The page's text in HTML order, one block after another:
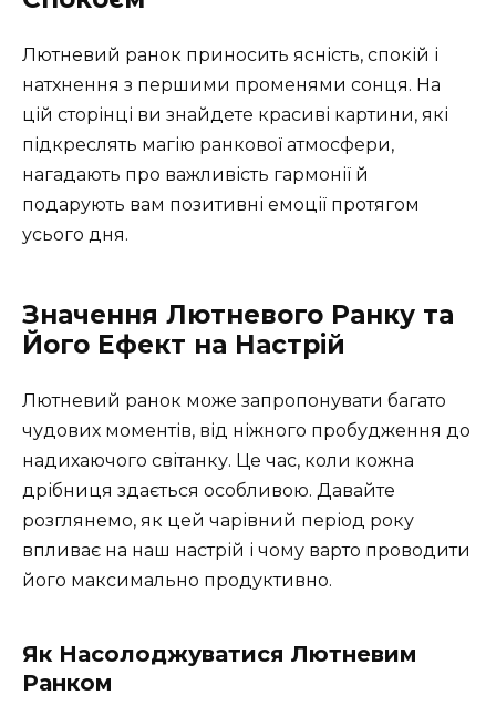
Лютневий ранок приносить ясність, спокій і
натхнення з першими променями сонця. На
цій сторінці ви знайдете красиві картини, які
підкреслять магію ранкової атмосфери,
нагадають про важливість гармонії й
подарують вам позитивні емоції протягом
усього дня.
Значення Лютневого Ранку та
Його Ефект на Настрій
Лютневий ранок може запропонувати багато
чудових моментів, від ніжного пробудження до
надихаючого світанку. Це час, коли кожна
дрібниця здається особливою. Давайте
розглянемо, як цей чарівний період року
впливає на наш настрій і чому варто проводити
його максимально продуктивно.
Як Насолоджуватися Лютневим
Ранком